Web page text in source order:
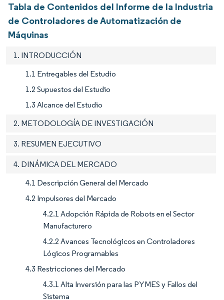
Tabla de Contenidos del Informe de la Industria
de Controladores de Automatización de
Máquinas
1. INTRODUCCIÓN
1.1 Entregables del Estudio
1.2 Supuestos del Estudio
1.3 Alcance del Estudio
2. METODOLOGÍA DE INVESTIGACIÓN
3. RESUMEN EJECUTIVO
4. DINÁMICA DEL MERCADO
4.1 Descripción General del Mercado
4.2 Impulsores del Mercado
4.2.1 Adopción Rápida de Robots en el Sector
Manufacturero
4.2.2 Avances Tecnológicos en Controladores
Lógicos Programables
4.3 Restricciones del Mercado
4.3.1 Alta Inversión para las PYMES y Fallos del
Sistema